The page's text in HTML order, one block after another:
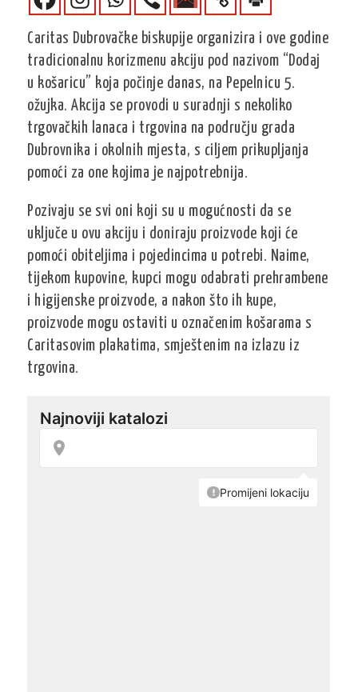
Caritas Dubrovačke biskupije organizira i ove godine
tradicionalnu korizmenu akciju pod nazivom “Dodaj
u košaricu” koja počinje danas, na Pepelnicu 5.
ožujka. Akcija se provodi u suradnji s nekoliko
trgovačkih lanaca i trgovina na području grada
Dubrovnika i okolnih mjesta, s ciljem prikupljanja
pomoći za one kojima je najpotrebnija.
Pozivaju se svi oni koji su u mogućnosti da se
uključe u ovu akciju i doniraju proizvode koji će
pomoći obiteljima i pojedincima u potrebi. Naime,
tijekom kupovine, kupci mogu odabrati prehrambene
i higijenske proizvode, a nakon što ih kupe,
proizvode mogu ostaviti u označenim košarama s
Caritasovim plakatima, smještenim na izlazu iz
trgovina.